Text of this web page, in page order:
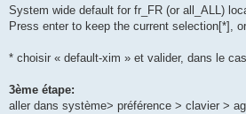
System wide default for fr_FR (or all_ALL)
Press enter to keep the current selection[*],
* choisir « default-xim » et valider, dans le
3ème étape:
aller dans système> préférence > clavier >